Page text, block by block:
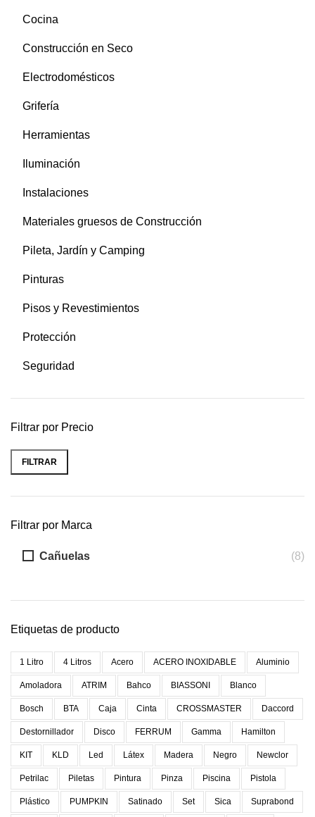
Cocina
Construcción en Seco
Electrodomésticos
Grifería
Herramientas
Iluminación
Instalaciones
Materiales gruesos de Construcción
Pileta, Jardín y Camping
Pinturas
Pisos y Revestimientos
Protección
Seguridad
Filtrar por Precio
Precio
Precio
FILTRAR
Filtrar por Marca
Cañuelas (8)
Etiquetas de producto
1 Litro 4 Litros Acero ACERO INOXIDABLE Aluminio
Amoladora ATRIM Bahco BIASSONI Blanco
Bosch BTA Caja Cinta CROSSMASTER Daccord
Destornillador Disco FERRUM Gamma Hamilton
KIT KLD Led Látex Madera Negro Newclor
Petrilac Piletas Pintura Pinza Piscina Pistola
Plástico PUMPKIN Satinado Set Sica Suprabond